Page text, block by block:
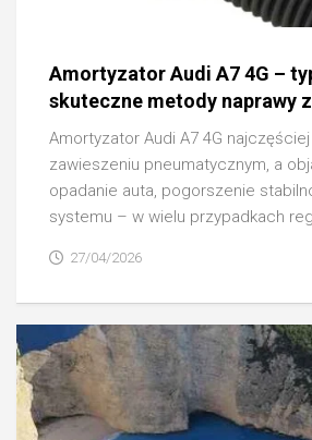
Amortyzator Audi A7 4G –
skuteczne metody naprawy
Amortyzator Audi A7 4G
zawieszeniu pneumatycznym, a
opadanie auta, pogorszenie
systemu – w wielu przypadkach
27/04/2026